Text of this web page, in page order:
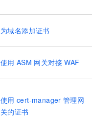
为域名添加证书
使用 ASM 网关对接 WAF
使用 cert-manager 管理网
关的证书